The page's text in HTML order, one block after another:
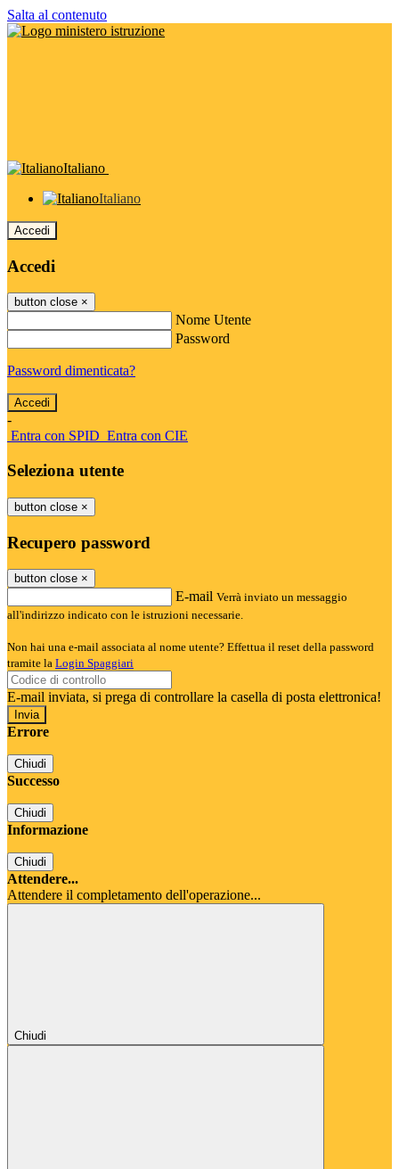
Salta al contenuto
Italiano
Italiano
Accedi
Accedi
button close ×
Nome Utente
Password
Password dimenticata?
-
Entra con SPID Entra con CIE
Seleziona utente
button close ×
Recupero password
button close ×
E-mail Verrà inviato un messaggio
all'indirizzo indicato con le istruzioni necessarie.
Non hai una e-mail associata al nome utente? Effettua il reset della password
tramite la Login Spaggiari
E-mail inviata, si prega di controllare la casella di posta elettronica!
Errore
Chiudi
Successo
Chiudi
Informazione
Chiudi
Attendere...
Attendere il completamento dell'operazione...
Chiudi